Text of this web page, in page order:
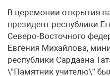
В церемонии открытия
президент республики
Северо-Восточного
Евгения Михайлова,
республики Сардаана
\”Памятник учителю\”